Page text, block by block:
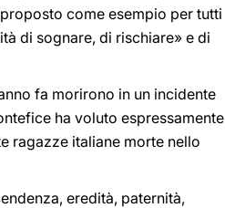
come esempio per tutti
di sognare, di rischiare» e di
fa morirono in un incidente
ha voluto espressamente
ragazze italiane morte nello
eredità, paternità,